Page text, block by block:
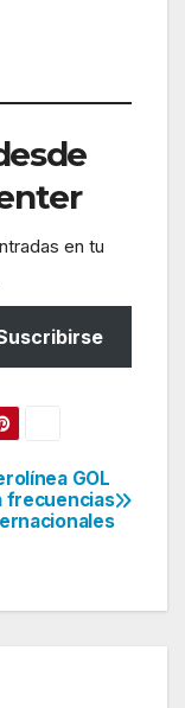
en tu
GOL
frecuencias